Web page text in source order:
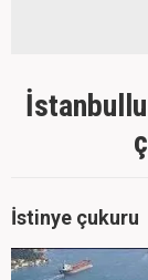
İstinye çukuru